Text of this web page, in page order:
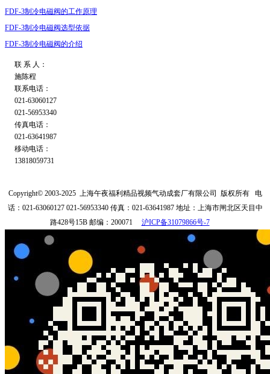
FDF-3制冷电磁阀的工作原理
FDF-3制冷电磁阀选型依据
FDF-3制冷电磁阀的介绍
联 系 人：
施陈程
联系电话：
021-63060127
021-56953340
传真电话：
021-63641987
移动电话：
13818059731
Copyright© 2003-2025 上海午夜福利精品视频气动成套厂有限公司 版权所有 电
话：021-63060127 021-56953340 传真：021-63641987 地址：上海市闸北区天目中
路428号15B 邮编：200071 沪ICP备31079866号-7